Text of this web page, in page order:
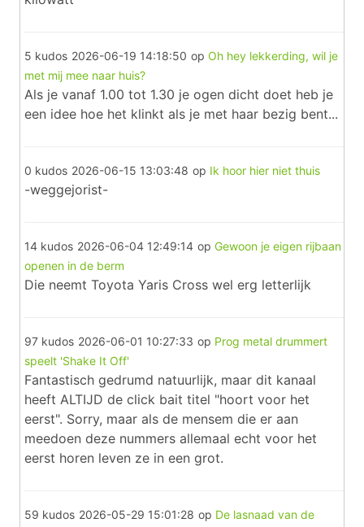
5 kudos 2026-06-19 14:18:50 op Oh hey lekkerding, wil je
met mij mee naar huis?
Als je vanaf 1.00 tot 1.30 je ogen dicht doet heb je
een idee hoe het klinkt als je met haar bezig bent...
0 kudos 2026-06-15 13:03:48 op Ik hoor hier niet thuis
-weggejorist-
14 kudos 2026-06-04 12:49:14 op Gewoon je eigen rijbaan
openen in de berm
Die neemt Toyota Yaris Cross wel erg letterlijk
97 kudos 2026-06-01 10:27:33 op Prog metal drummert
speelt 'Shake It Off'
Fantastisch gedrumd natuurlijk, maar dit kanaal
heeft ALTIJD de click bait titel "hoort voor het
eerst". Sorry, maar als de mensem die er aan
meedoen deze nummers allemaal echt voor het
eerst horen leven ze in een grot.
59 kudos 2026-05-29 15:01:28 op De lasnaad van de